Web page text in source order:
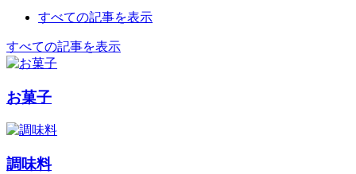
すべての記事を表示
すべての記事を表示
お菓子
調味料